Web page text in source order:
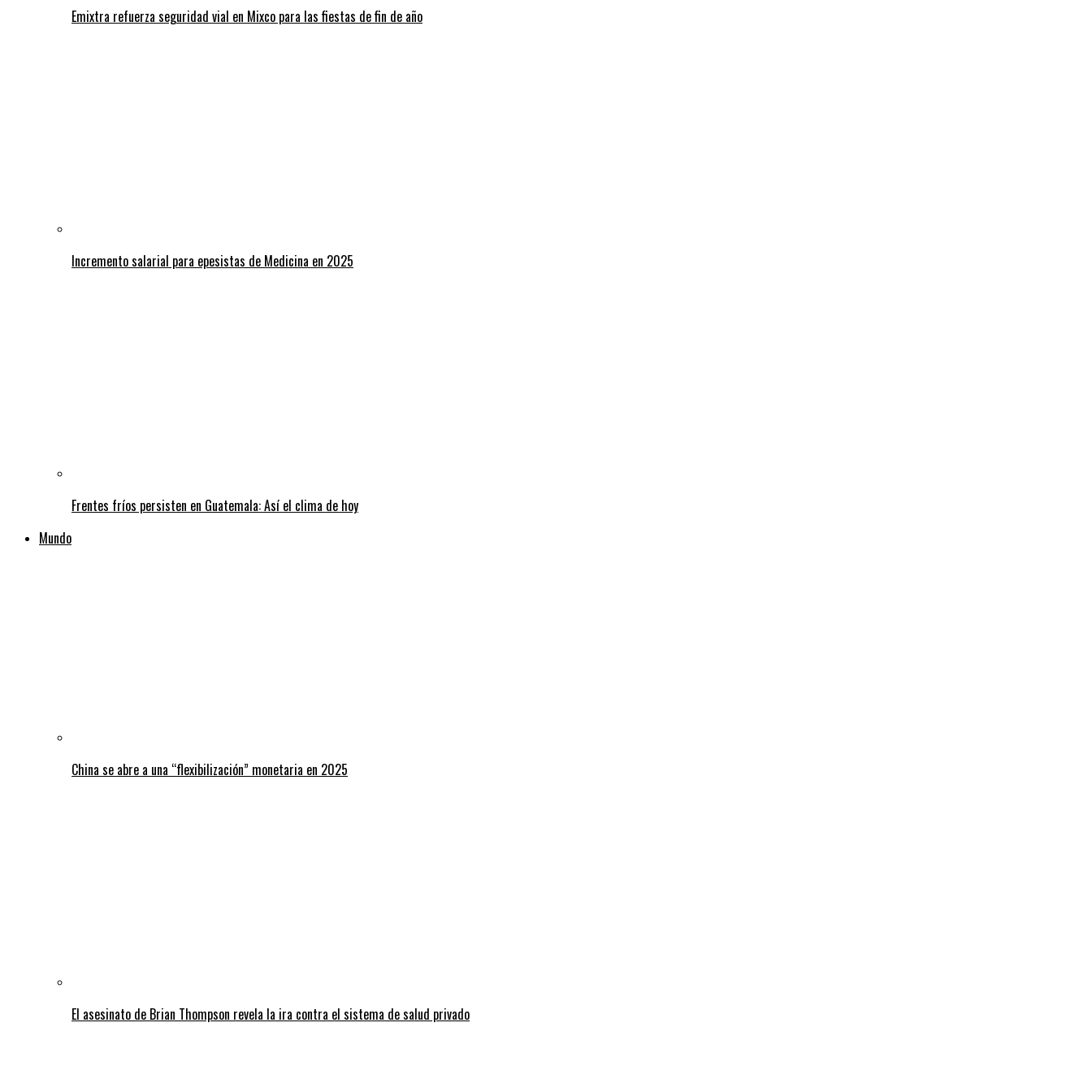
Emixtra refuerza seguridad vial en Mixco para las fiestas de fin de año
Incremento salarial para epesistas de Medicina en 2025
Frentes fríos persisten en Guatemala: Así el clima de hoy
Mundo
China se abre a una “flexibilización” monetaria en 2025
El asesinato de Brian Thompson revela la ira contra el sistema de salud privado